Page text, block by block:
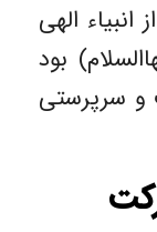
الهی
بود
و سرپرستی